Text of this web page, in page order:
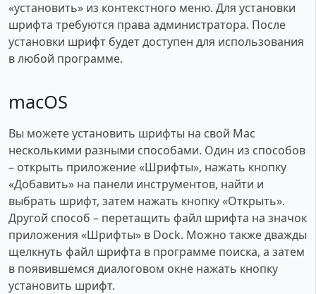
«установить» из контекстного меню. Для установки
шрифта требуются права администратора. После
установки шрифт будет доступен для использования
в любой программе.
macOS
Вы можете установить шрифты на свой Mac
несколькими разными способами. Один из способов
– открыть приложение «Шрифты», нажать кнопку
«Добавить» на панели инструментов, найти и
выбрать шрифт, затем нажать кнопку «Открыть».
Другой способ – перетащить файл шрифта на значок
приложения «Шрифты» в Dock. Можно также дважды
щелкнуть файл шрифта в программе поиска, а затем
в появившемся диалоговом окне нажать кнопку
установить шрифт.